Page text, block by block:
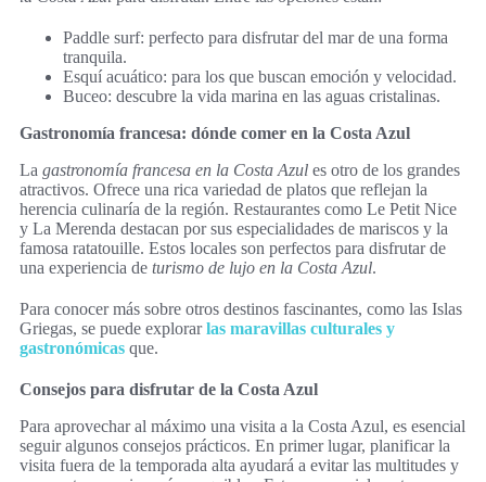
Paddle surf: perfecto para disfrutar del mar de una forma
tranquila.
Esquí acuático: para los que buscan emoción y velocidad.
Buceo: descubre la vida marina en las aguas cristalinas.
Gastronomía francesa: dónde comer en la Costa Azul
La gastronomía francesa en la Costa Azul es otro de los grandes
atractivos. Ofrece una rica variedad de platos que reflejan la
herencia culinaría de la región. Restaurantes como Le Petit Nice
y La Merenda destacan por sus especialidades de mariscos y la
famosa ratatouille. Estos locales son perfectos para disfrutar de
una experiencia de turismo de lujo en la Costa Azul.
Para conocer más sobre otros destinos fascinantes, como las Islas
Griegas, se puede explorarlas maravillas culturales y
gastronómicas que.
Consejos para disfrutar de la Costa Azul
Para aprovechar al máximo una visita a la Costa Azul, es esencial
seguir algunos consejos prácticos. En primer lugar, planificar la
visita fuera de la temporada alta ayudará a evitar las multitudes y